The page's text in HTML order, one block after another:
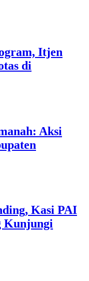
Itjen
di
Aksi
Kasi PAI
Kunjungi